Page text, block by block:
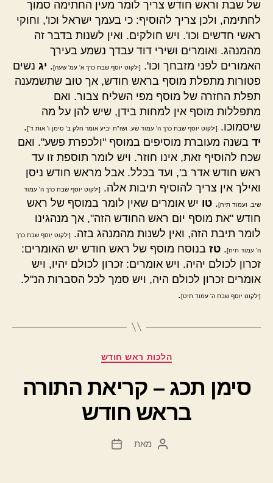
של שבת וראש חודש צריך לומר מעין החתימה סמוך
לחתימה, ולכן צריך להוסיף: כי בעמך ישראל וכו', וחוקי
ראשי חדשים וכו'. ויש חולקים. ואין לשנות בדבר זה
מהמנהג. ואומרים ושירי דוד עבדך נשמע בעירך
האמורים לפני מזבחך וכו'.
[ילקוט יוסף שבת כרך א' עמ' שעה]. יג נשים
פטורות מתפלת מוסף בראש חודש, אך טוב שתשמענה
תפלת החזרה של מוסף מפי השליח צבור. ואם
מתפללות מוסף אין למחות בידן, שיש להן על מה
שיסמוכו.
[ילקוט יוסף שבת כרך ה' עמוד שע. ושו"ת יביע אומר חלק ב' סימן ו' אות ד'].
יד בשנה מעוברת מוסיפים במוסף "ולכפרת פשע". ואם
שכח להוסיף זאת, אינו חוזר. ויש לומר תוספת זו עד
ראש חודש אדר ב', ועד בכלל. אבל מראש חודש ניסן
ואילך אין צריך להוסיף תיבות אלה.
[ילקוט יוסף שבת כרך ה' עמוד
שיב, ועמוד תיח]. טו יש אומרים שאין לומר במוסף של ראש
חודש "את מוסף יום ראש החודש הזה", אך מנהגינו
לומר תיבת הזה, ואין לשנות מהמנהג בזה.
[ילקוט יוסף שבת כרך
ה' עמוד תיח]. טז בנוסח מוסף של ראש חודש יש האומרים:
זכרון לכולם יהיה. ויש אומרים: זכרון לכולם יהיו, ויש
אומרים זכרון לכולם היה, ויש סמך לכל הסברות הנ"ל.
[ילקוט יוסף שבת ה' עמוד תיט].
קטגוריות
הלכות ראש חודש
סימן תכג – קריאת התורה
בראש חודש
המחבר
מאת
תאריך